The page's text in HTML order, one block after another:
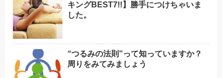
キングBEST7!!】勝手につけちゃいま
した。
“つるみの法則”って知っていますか？
周りをみてみましょう